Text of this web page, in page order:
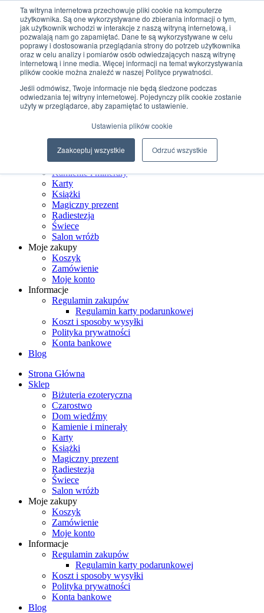
Ta witryna internetowa przechowuje pliki cookie na komputerze
użytkownika. Są one wykorzystywane do zbierania informacji o tym,
jak użytkownik wchodzi w interakcje z naszą witryną internetową, i
pozwalają nam go zapamiętać. Dane te są wykorzystywane w celu
poprawy i dostosowania przeglądania strony do potrzeb użytkownika
oraz w celu analizy i pomiarów osób odwiedzających naszą witrynę
internetową i inne media. Więcej informacji na temat wykorzystywania
plików cookie można znaleźć w naszej Polityce prywatności.
Jeśli odmówisz, Twoje informacje nie będą śledzone podczas
odwiedzania tej witryny internetowej. Pojedynczy plik cookie zostanie
użyty w przeglądarce, aby zapamiętać to ustawienie.
Ustawienia plików cookie
Zaakceptuj wszystkie Odrzuć wszystkie
Przejdź do treści
+48 507 498 341
sklep@ksiegarniamagiczna.pl
sklep internetowy 24h/7
Wyszukiwarka produktów
Biżuteria ezoteryczna
Czarostwo
Dom wiedźmy
Kamienie i minerały
Karty
Książki
Magiczny prezent
Radiestezja
Świece
Salon wróżb
Moje zakupy
Koszyk
Zamówienie
Moje konto
Informacje
Regulamin zakupów
Regulamin karty podarunkowej
Koszt i sposoby wysyłki
Polityka prywatności
Konta bankowe
Blog
Strona Główna
Sklep
Biżuteria ezoteryczna
Czarostwo
Dom wiedźmy
Kamienie i minerały
Karty
Książki
Magiczny prezent
Radiestezja
Świece
Salon wróżb
Moje zakupy
Koszyk
Zamówienie
Moje konto
Informacje
Regulamin zakupów
Regulamin karty podarunkowej
Koszt i sposoby wysyłki
Polityka prywatności
Konta bankowe
Blog